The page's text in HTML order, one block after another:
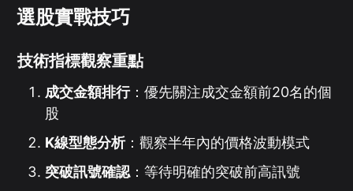
選股實戰技巧
技術指標觀察重點
成交金額排行：優先關注成交金額前20名的個
股
K線型態分析：觀察半年內的價格波動模式
突破訊號確認：等待明確的突破前高訊號